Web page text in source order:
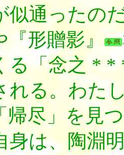
似通ったの
『形贈影』
る「念之 * *
れる。わた
帰尽」を見
は、陶淵明